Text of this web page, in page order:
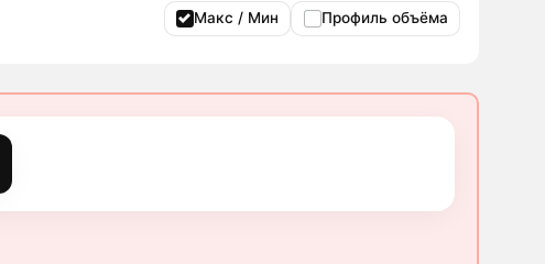
Макс / Мин Профиль объёма